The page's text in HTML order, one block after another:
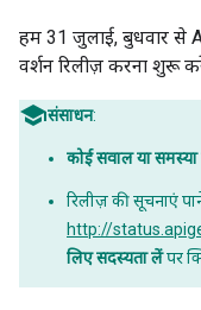
हम 31 जुलाई, बुधवार से
वर्शन रिलीज़ करना शुरू
संसाधन:
कोई सवाल या समस्या
रिलीज़ की सूचनाएं
http://
लिए सदस्यता लेंपर